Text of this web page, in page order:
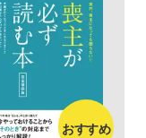
おすすめ